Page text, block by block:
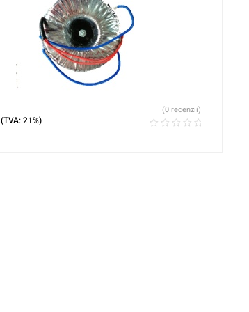
(TVA: 21%)
(0 recenzii)